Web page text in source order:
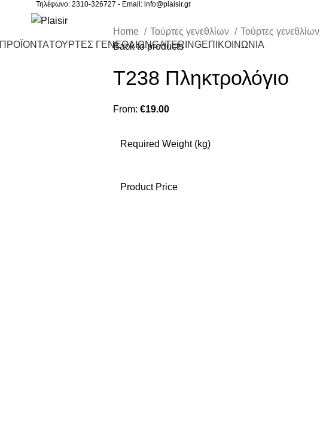
Τηλέφωνο: 2310-326727 - Email: info@plaisir.gr
ΠΡΟΪΟΝΤΑΤΟΥΡΤΕΣ ΓΕΝΕΘΛΙΩΝCATERINGΕΠΙΚΟΙΝΩΝΙΑ
Home Τούρτες γενεθλίων Τούρτες γενεθλίων
Back to products
T238 Πληκτρολόγιο
From: €19.00
Required Weight (kg)
Product Price